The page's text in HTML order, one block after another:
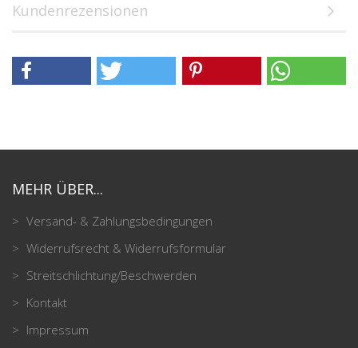
Kundenrezensionen
MEHR ÜBER...
Versand- & Zahlungsbedingungen
Widerrufsrecht & Widerrufsformular
Streitschlichtung/Beschwerden
Kontakt
Impressum